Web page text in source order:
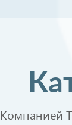
Компанией